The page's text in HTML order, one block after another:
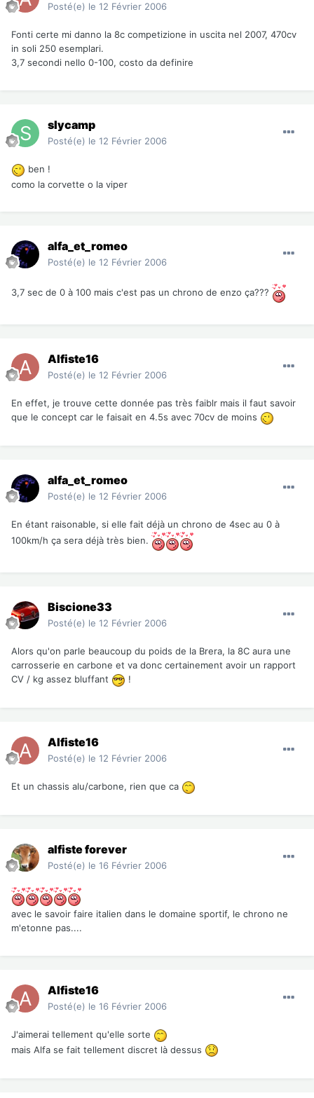
Posté(e) le 12 Février 2006
Fonti certe mi danno la 8c competizione in uscita nel 2007, 470cv
in soli 250 esemplari.
3,7 secondi nello 0-100, costo da definire
slycamp
Posté(e) le 12 Février 2006
ben !
como la corvette o la viper
alfa_et_romeo
Posté(e) le 12 Février 2006
3,7 sec de 0 à 100 mais c'est pas un chrono de enzo ça???
Alfiste16
Posté(e) le 12 Février 2006
En effet, je trouve cette donnée pas très faiblr mais il faut savoir
que le concept car le faisait en 4.5s avec 70cv de moins
alfa_et_romeo
Posté(e) le 12 Février 2006
En étant raisonable, si elle fait déjà un chrono de 4sec au 0 à
100km/h ça sera déjà très bien.
Biscione33
Posté(e) le 12 Février 2006
Alors qu'on parle beaucoup du poids de la Brera, la 8C aura une
carrosserie en carbone et va donc certainement avoir un rapport
CV / kg assez bluffant
!
Alfiste16
Posté(e) le 12 Février 2006
Et un chassis alu/carbone, rien que ca
alfiste forever
Posté(e) le 16 Février 2006
avec le savoir faire italien dans le domaine sportif, le chrono ne
m'etonne pas....
Alfiste16
Posté(e) le 16 Février 2006
J'aimerai tellement qu'elle sorte
mais Alfa se fait tellement discret là dessus